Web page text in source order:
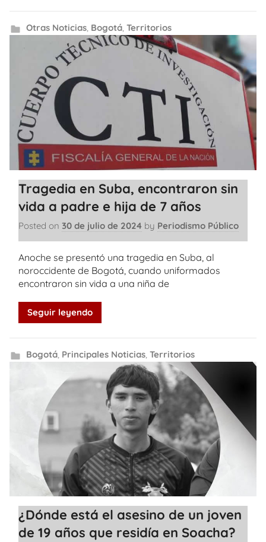
Otras Noticias, Bogotá, Territorios
Tragedia en Suba, encontraron sin
vida a padre e hija de 7 años
Posted on 30 de julio de 2024 by Periodismo Público
Anoche se presentó una tragedia en Suba, al
noroccidente de Bogotá, cuando uniformados
encontraron sin vida a una niña de
Seguir leyendo
Bogotá, Principales Noticias, Territorios
¿Dónde está el asesino de un joven
de 19 años que residía en Soacha?